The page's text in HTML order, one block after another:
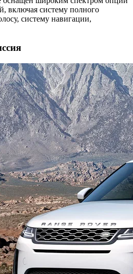
включая систему полного
систему навигации,